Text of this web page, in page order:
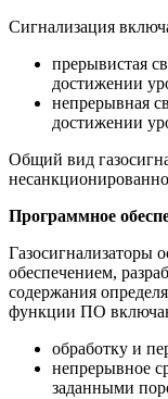
Сигнализация
прерывистая
достижении
непрерывная
достижении
Общий вид
Программное
обеспечением,
содержания
функции ПО
обработку и
непрерывное
заданными